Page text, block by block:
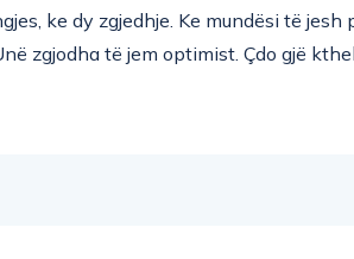
ke dy zgjedhje. Ke mundësi të
zgjodha të jem optimist. Çdo gjë